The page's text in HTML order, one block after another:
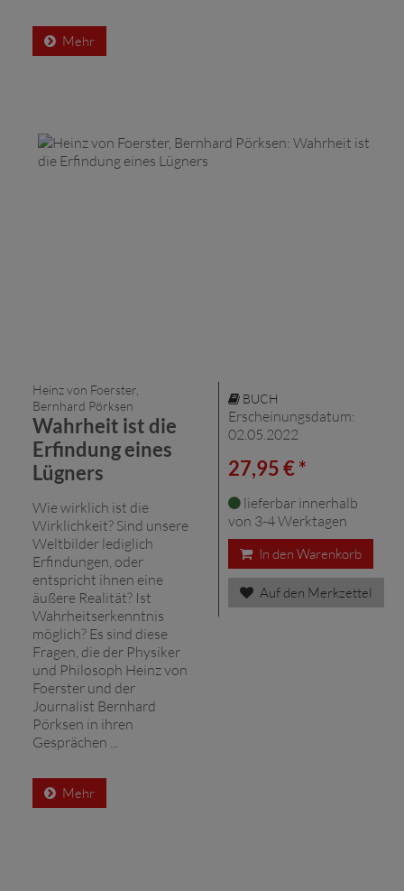
Mehr
Heinz von Foerster,
Bernhard Pörksen
Wahrheit ist die
Erfindung eines
Lügners
Wie wirklich ist die
Wirklichkeit? Sind unsere
Weltbilder lediglich
Erfindungen, oder
entspricht ihnen eine
äußere Realität? Ist
Wahrheitserkenntnis
möglich? Es sind diese
Fragen, die der Physiker
und Philosoph Heinz von
Foerster und der
Journalist Bernhard
Pörksen in ihren
Gesprächen ...
Mehr
BUCH
Erscheinungsdatum:
02.05.2022
27,95 € *
lieferbar innerhalb
von 3-4 Werktagen
In den Warenkorb
Auf den Merkzettel